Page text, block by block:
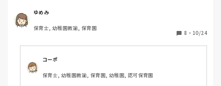
くないのですが、この考え方は甘いのでしょうか。皆さんは
どうですか。
保育雑誌を読んだり、学んだりする時間は自分のためなので
ゆめみ
保育士, 幼稚園教諭, 保育園
8 ・ 10/24
コーポ
保育士, 幼稚園教諭, 保育園, 幼稚園, 認可保育園